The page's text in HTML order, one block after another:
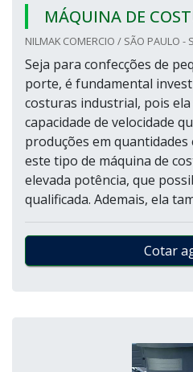
MÁQUINA DE
NILMAK COMERCIO / SÃO PAULO -
Seja para confecções de
porte, é fundamental
costuras industrial, pois
capacidade de velocidade
produções em quantidades
este tipo de máquina de
elevada potência, que
qualificada. Ademais, ela
Cotar